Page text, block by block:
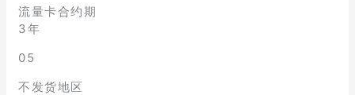
流量卡合约期
3年
05
不发货地区